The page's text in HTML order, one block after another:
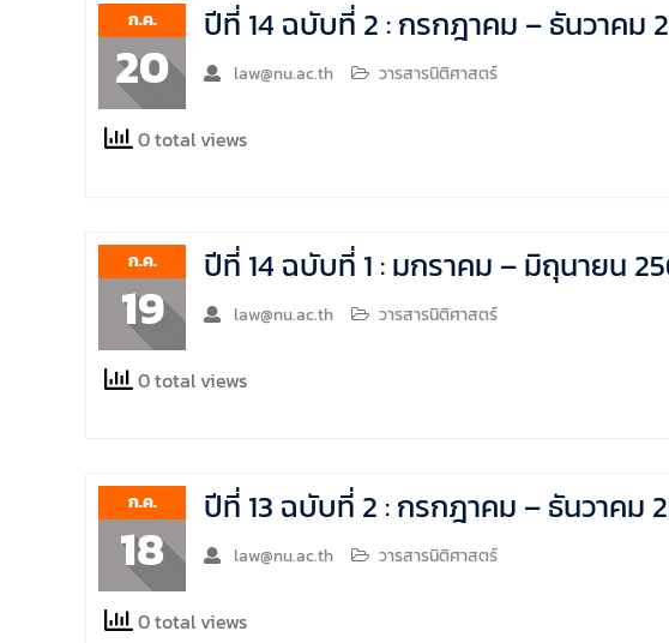
ก.ค.
20
ปีที่ 14 ฉบับที่ 2 : กรกฎาคม – ธันวาคม
law@nu.ac.th วารสารนิติศาสตร์
0 total views
ก.ค.
19
ปีที่ 14 ฉบับที่ 1 : มกราคม – มิถุนายน
law@nu.ac.th วารสารนิติศาสตร์
0 total views
ก.ค.
18
ปีที่ 13 ฉบับที่ 2 : กรกฎาคม – ธันวาคม
law@nu.ac.th วารสารนิติศาสตร์
0 total views